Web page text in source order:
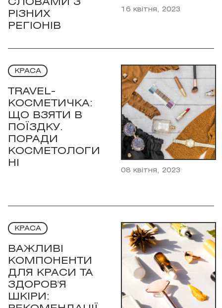
СЛОВАМИ З
РІЗНИХ
РЕГІОНІВ
16 квітня, 2023
КРАСА
TRAVEL-
КОСМЕТИЧКА:
ЩО ВЗЯТИ В
ПОЇЗДКУ.
ПОРАДИ
КОСМЕТОЛОГИ
НІ
08 квітня, 2023
КРАСА
ВАЖЛИВІ
КОМПОНЕНТИ
ДЛЯ КРАСИ ТА
ЗДОРОВ'Я
ШКІРИ: